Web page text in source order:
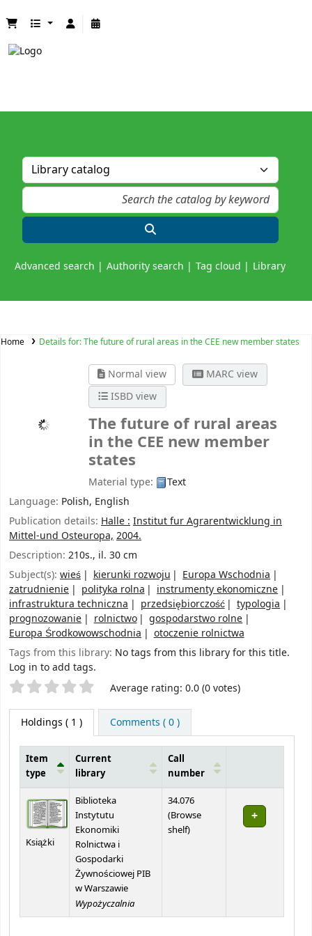
Advanced search Authority search Tag cloud Library
Home Details for:The future of rural areas in the CEE new member states
Normal view
MARC view
ISBD view
The future of rural areas
in the CEE new member
states
Material type:
Text
Language: Polish, English
Publication details: Halle : Institut fur Agrarentwicklung in
Mittel-und Osteuropa, 2004.
Description: 210s., il. 30 cm
Subject(s): wieś kierunki rozwoju
Europa Wschodnia
zatrudnienie
polityka rolna
instrumenty ekonomiczne
infrastruktura techniczna
przedsiębiorczość
typologia
prognozowanie
rolnictwo
gospodarstwo rolne
Europa Środkowowschodnia
otoczenie rolnictwa
Tags from this library: No tags from this library for this title.
Log in to add tags.
Star ratings Average rating: 0.0 (0 votes)
Holdings ( 1 ) Comments ( 0 )
Item
type
Current
library
Call
number
Książki
Biblioteka
Instytutu
Ekonomiki
Rolnictwa i
Gospodarki
Żywnościowej PIB
w Warszawie
Wypożyczalnia
34.076
(Browse
shelf(Opens below)
)